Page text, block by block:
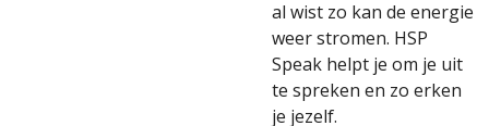
al wist zo kan de energie
weer stromen. HSP
Speak helpt je om je uit
te spreken en zo erken
je jezelf.